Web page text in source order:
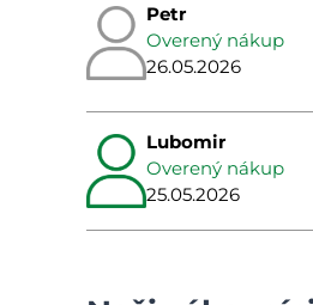
Petr
Overený nákup
26.05.2026
Lubomir
Overený nákup
25.05.2026